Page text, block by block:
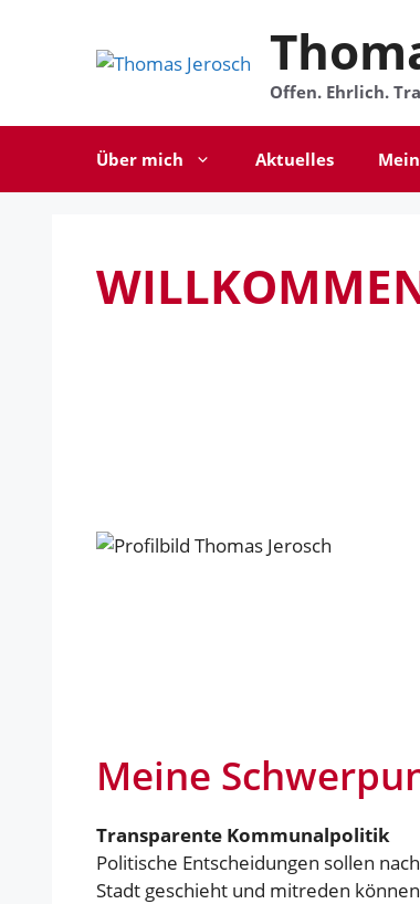
Offen. Ehrlich.
Über mich Aktuelles
Meine
Transparente Kommunalpolitik
Politische Entscheidungen sollen
Stadt geschieht und mitreden